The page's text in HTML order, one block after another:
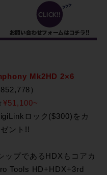
Mk2HD 2×6
）
¥51,100~
ロック($300)をカ
ント!!
ップであるHDXもコアカ
Tools HD+HDX+3rd